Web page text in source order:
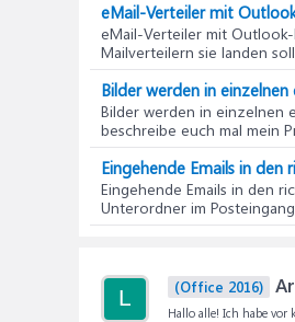
eMail-Verteiler mit
eMail-Verteiler mit
Mailverteilern sie landen
Bilder werden in
Bilder werden in einzelnen
beschreibe euch mal mein
Eingehende Emails in
Eingehende Emails in den
Unterordner im
L (Office 2016)
Hallo alle! Ich habe